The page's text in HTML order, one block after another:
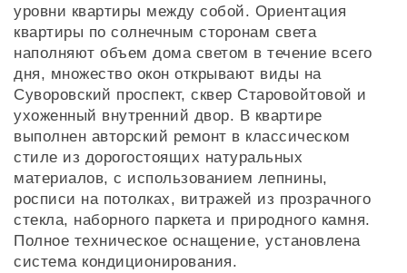
уровни квартиры между собой. Ориентация
квартиры по солнечным сторонам света
наполняют объем дома светом в течение всего
дня, множество окон открывают виды на
Суворовский проспект, сквер Старовойтовой и
ухоженный внутренний двор. В квартире
выполнен авторский ремонт в классическом
стиле из дорогостоящих натуральных
материалов, с использованием лепнины,
росписи на потолках, витражей из прозрачного
стекла, наборного паркета и природного камня.
Полное техническое оснащение, установлена
система кондиционирования.